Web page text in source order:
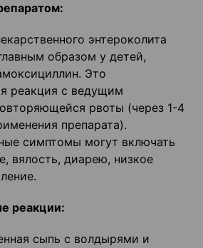
энтероколита
образом у детей,
Это
реакция с ведущим
рвоты (через 1-4
препарата).
симптомы могут включать
вялость, диарею, низкое
реакции:
сыпь с волдырями и